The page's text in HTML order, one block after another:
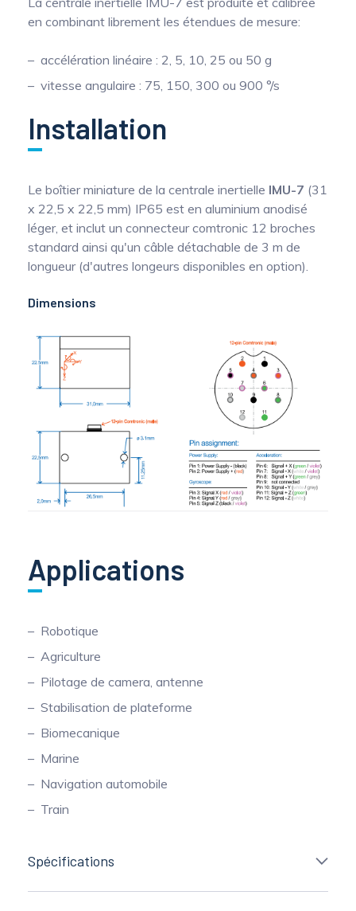
en combinant librement les étendues de mesure:
accélération linéaire : 2, 5, 10, 25 ou 50 g
vitesse angulaire : 75, 150, 300 ou 900 °/s
Installation
Le boîtier miniature de la centrale inertielle IMU-7 (31
x 22,5 x 22,5 mm) IP65 est en aluminium anodisé
léger, et inclut un connecteur comtronic 12 broches
standard ainsi qu'un câble détachable de 3 m de
longueur (d'autres longeurs disponibles en option).
Dimensions
Applications
Robotique
Agriculture
Pilotage de camera, antenne
Stabilisation de plateforme
Biomecanique
Marine
Navigation automobile
Train
Spécifications